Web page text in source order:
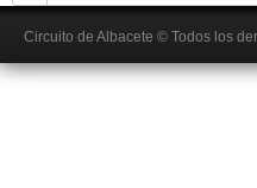
Circuito de Albacete © Todos los